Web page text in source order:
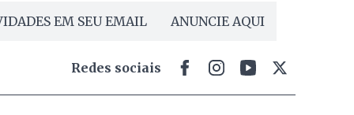
EM SEU EMAIL ANUNCIE AQUI
Redes sociais